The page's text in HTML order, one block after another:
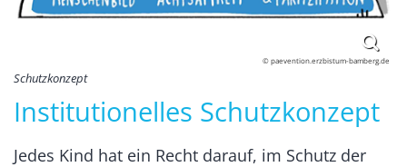
© paevention.erzbistum-bamberg.de
Schutzkonzept
Institutionelles Schutzkonzept
Jedes Kind hat ein Recht darauf, im Schutz der